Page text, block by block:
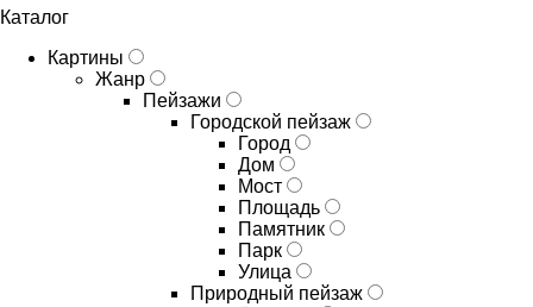
Каталог
Картины
Жанр
Пейзажи
Городской пейзаж
Город
Дом
Мост
Площадь
Памятник
Парк
Улица
Природный пейзаж